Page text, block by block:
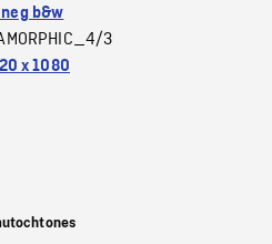
b&w
3
x 1080